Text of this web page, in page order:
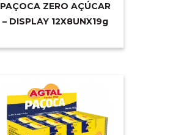
PAÇOCA ZERO AÇÚCAR
– DISPLAY 12X8UNX19g